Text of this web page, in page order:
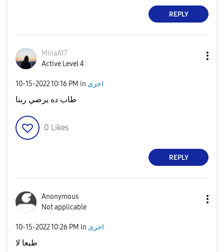
REPLY
MinaA17
Active Level 4
‎10-15-202210:16 PM in اخرى
طاب ده يرضي ربنا
0 Likes
REPLY
Anonymous
Not applicable
‎10-15-202210:26 PM in اخرى
طبعا لا